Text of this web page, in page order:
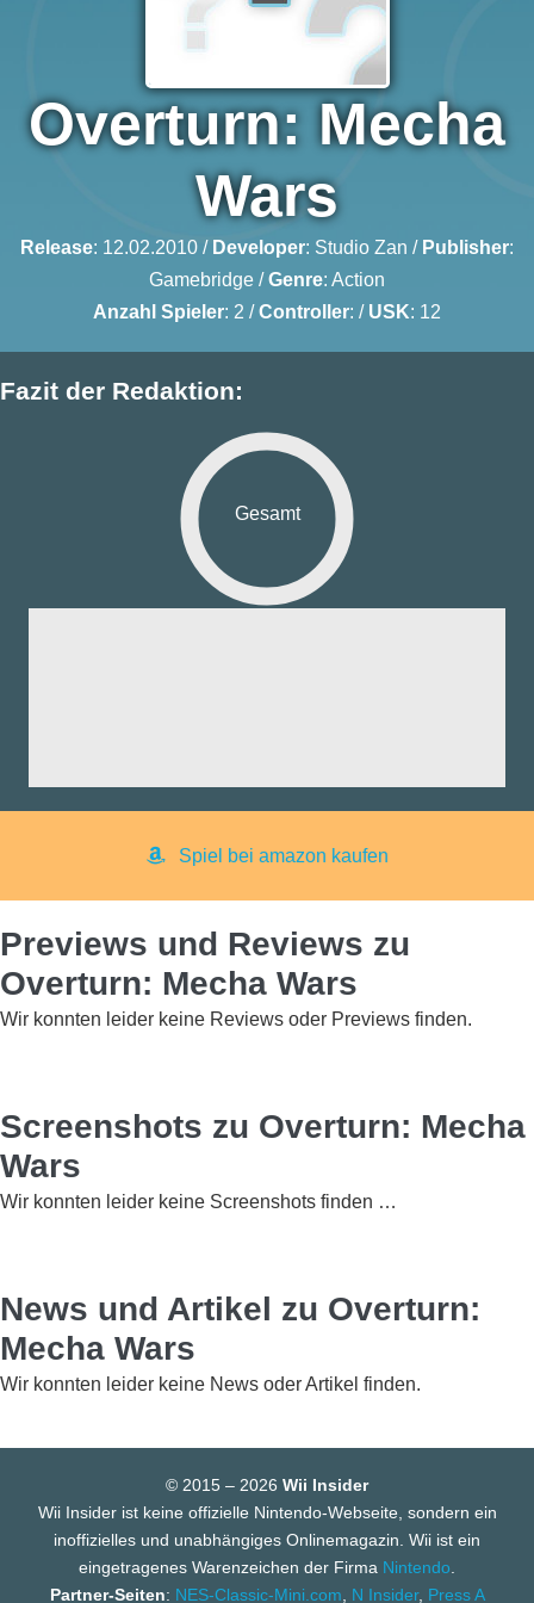
Overturn: Mecha
Wars
Release: 12.02.2010 / Developer: Studio Zan / Publisher:
Gamebridge /Genre: Action
Anzahl Spieler: 2 /Controller: / USK: 12
Fazit der Redaktion:
Gesamt
Spiel bei amazon kaufen
Previews und Reviews zu
Overturn: Mecha Wars
Wir konnten leider keine Reviews oder Previews finden.
Screenshots zu Overturn: Mecha
Wars
Wir konnten leider keine Screenshots finden …
News und Artikel zu Overturn:
Mecha Wars
Wir konnten leider keine News oder Artikel finden.
© 2015 – 2026 Wii Insider
Wii Insider ist keine offizielle Nintendo-Webseite, sondern ein
inoffizielles und unabhängiges Onlinemagazin. Wii ist ein
eingetragenes Warenzeichen der Firma Nintendo.
Partner-Seiten: NES-Classic-Mini.com, N Insider, Press A